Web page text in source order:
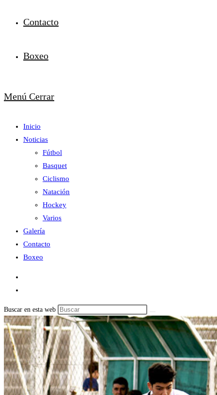
Contacto
Boxeo
Menú Cerrar
Inicio
Noticias
Fútbol
Basquet
Ciclismo
Natación
Hockey
Varios
Galería
Contacto
Boxeo
Buscar en esta web